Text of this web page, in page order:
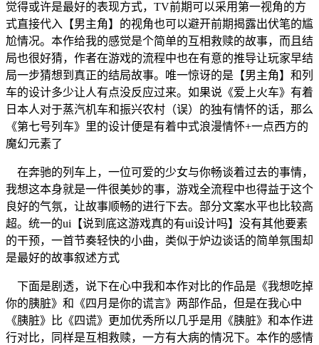
觉得或许是最好的表现方式，TV前期可以采用第一视角的方
式直接代入【男主角】的视角也可以避开前期揭露出伏笔的尴
尬情况。本作给我的感觉是个简单的互相救赎的故事，而且结
局也很好猜，作者在游戏的流程中也在有意的推导让玩家早结
局一步猜想到真正的结局故事。唯一惊讶的是【男主角】和列
车的设计多少让人有点没反应过来。如果说《爱上火车》有着
日本人对于蒸汽机车和振兴农村（误）的独有情怀的话，那么
《第七号列车》里的设计便是有着中式浪漫情怀+一点西方的
魔幻元素了
在奔驰的列车上，一位可爱的少女与你畅谈着过去的事情，
我想这本身就是一件很美妙的事，游戏全流程中也得益于这个
良好的气氛，让故事顺畅的进行下去。部分文案水平也比较高
超。统一的ui【说到底这游戏真的有ui设计吗】没有其他要素
的干预，一首节奏轻快的小曲，类似于炉边谈话的简单氛围却
是最好的故事叙述方式
下面是剧透，说下在心中我和本作对比的作品是《我想吃掉
你的胰脏》和《四月是你的谎言》两部作品，但是在我心中
《胰脏》比《四谎》更加优秀所以几乎是用《胰脏》和本作进
行对比，同样是互相救赎，一方有大病的情况下。本作的感情